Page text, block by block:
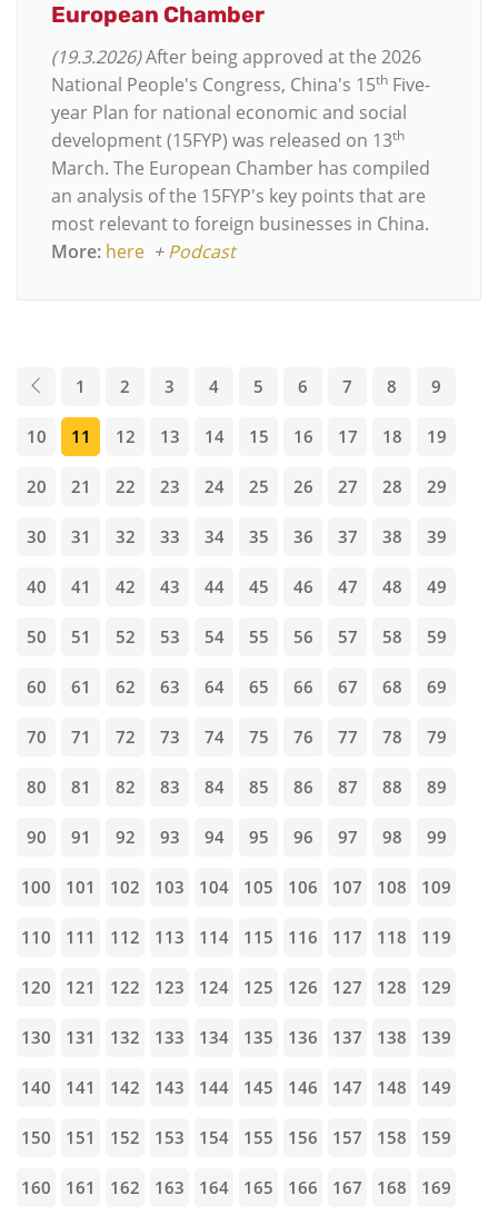
European Chamber
(19.3.2026)After being approved at the 2026
National People's Congress, China's 15th Five-
year Plan for national economic and social
development (15FYP) was released on 13th
March. The European Chamber has compiled
an analysis of the 15FYP's key points that are
most relevant to foreign businesses in China.
More: here +Podcast
1 2 3 4 5 6 7 8 9
10 11 12 13 14 15 16 17 18 19
20 21 22 23 24 25 26 27 28 29
30 31 32 33 34 35 36 37 38 39
40 41 42 43 44 45 46 47 48 49
50 51 52 53 54 55 56 57 58 59
60 61 62 63 64 65 66 67 68 69
70 71 72 73 74 75 76 77 78 79
80 81 82 83 84 85 86 87 88 89
90 91 92 93 94 95 96 97 98 99
100 101 102 103 104 105 106 107 108 109
110 111 112 113 114 115 116 117 118 119
120 121 122 123 124 125 126 127 128 129
130 131 132 133 134 135 136 137 138 139
140 141 142 143 144 145 146 147 148 149
150 151 152 153 154 155 156 157 158 159
160 161 162 163 164 165 166 167 168 169